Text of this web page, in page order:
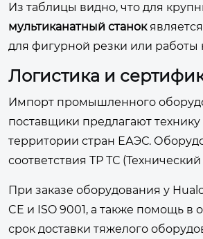
Из таблицы видно, что для
мультиканатный станок
для фигурной резки или работы
Логистика и
Импорт промышленного
поставщики предлагают
территории стран ЕАЭС.
соответствия ТР ТС
При заказе оборудования у
CE и ISO 9001, а также помощь
срок доставки тяжелого